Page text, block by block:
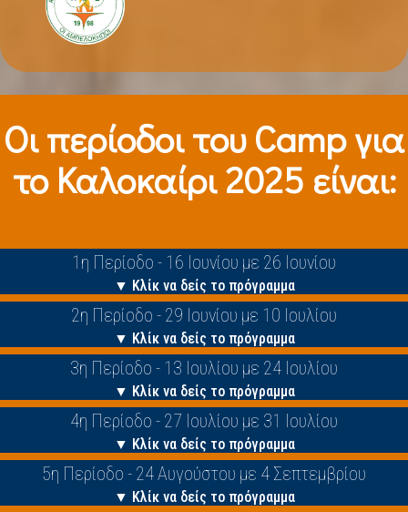
Οι περίοδοι τoυ Camp για
το Καλοκαίρι 2025 είναι:
1η Περίοδο - 16 Ιουνίου με 26 Ιουνίου
▼ Κλίκ να δείς το πρόγραμμα
2η Περίοδο - 29 Ιουνίου με 10 Ιουλίου
▼ Κλίκ να δείς το πρόγραμμα
3η Περίοδο - 13 Ιουλίου με 24 Ιουλίου
▼ Κλίκ να δείς το πρόγραμμα
4η Περίοδο - 27 Ιουλίου με 31 Ιουλίου
▼ Κλίκ να δείς το πρόγραμμα
5η Περίοδο - 24 Αυγούστου με 4 Σεπτεμβρίου
▼ Κλίκ να δείς το πρόγραμμα